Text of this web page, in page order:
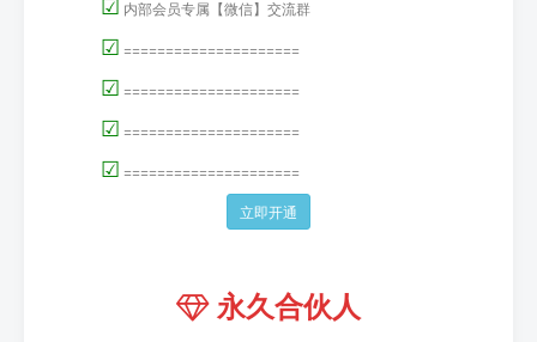
内部会员专属【微信】交流群
☑ =====================
☑ =====================
☑ =====================
☑ =====================
立即开通
永久合伙人